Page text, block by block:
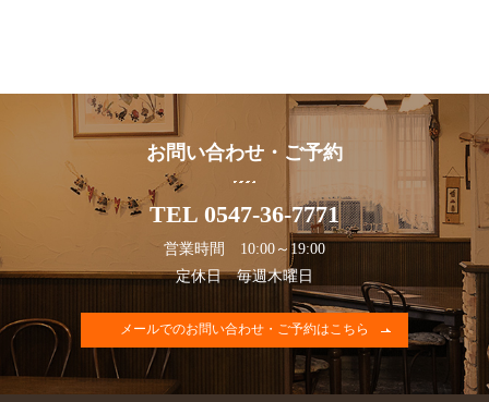
お問い合わせ・ご予約
TEL 0547-36-7771
営業時間 10:00～19:00
定休日 毎週木曜日
メールでのお問い合わせ・ご予約はこちら